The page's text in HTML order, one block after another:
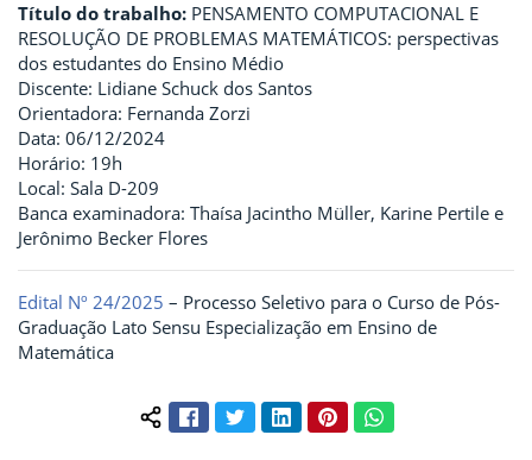
Título do trabalho: PENSAMENTO COMPUTACIONAL E
RESOLUÇÃO DE PROBLEMAS MATEMÁTICOS: perspectivas
dos estudantes do Ensino Médio
Discente: Lidiane Schuck dos Santos
Orientadora: Fernanda Zorzi
Data: 06/12/2024
Horário: 19h
Local: Sala D-209
Banca examinadora: Thaísa Jacintho Müller, Karine Pertile e
Jerônimo Becker Flores
Edital Nº 24/2025 – Processo Seletivo para o Curso de Pós-
Graduação Lato Sensu Especialização em Ensino de
Matemática
Compartilhar conteúdo:
FacebookTwitterLinkedInPinterestWhatsApp